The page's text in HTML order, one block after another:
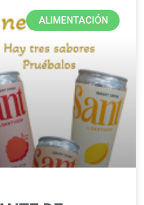
ALIMENTACIÓN